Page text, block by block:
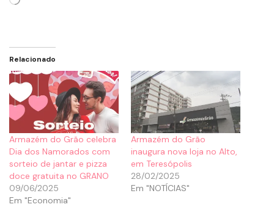
Relacionado
Armazém do Grão celebra
Dia dos Namorados com
sorteio de jantar e pizza
doce gratuita no GRANO
09/06/2025
Em "Economia"
Armazém do Grão
inaugura nova loja no Alto,
em Teresópolis
28/02/2025
Em "NOTÍCIAS"